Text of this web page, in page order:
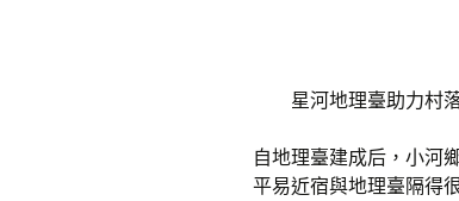
星河地理臺助力村落
自地理臺建成后，小河
平易近宿與地理臺隔得